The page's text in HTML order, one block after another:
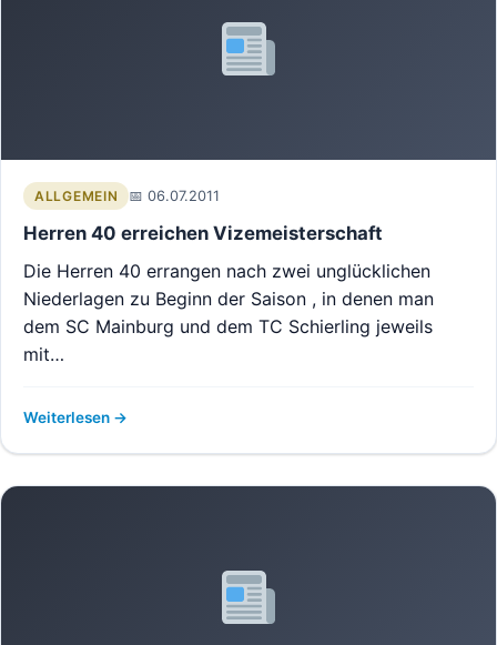
ALLGEMEIN 06.07.2011
Herren 40 erreichen Vizemeisterschaft
Die Herren 40 errangen nach zwei unglücklichen
Niederlagen zu Beginn der Saison , in denen man
dem SC Mainburg und dem TC Schierling jeweils
mit…
Weiterlesen